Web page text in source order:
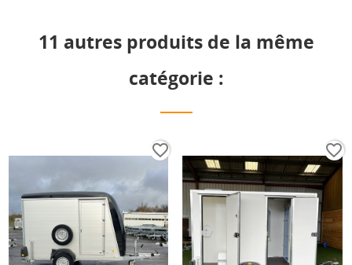
11 autres produits de la même
catégorie :
favorite_border favorite_border